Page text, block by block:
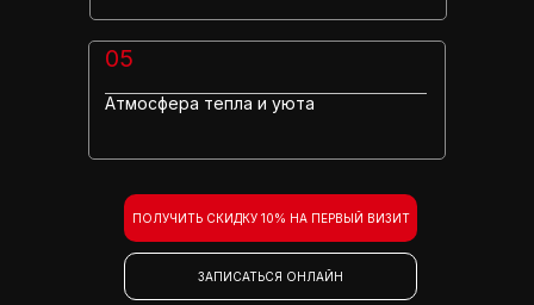
05
Атмосфера тепла и уюта
ПОЛУЧИТЬ СКИДКУ 10% НА ПЕРВЫЙ ВИЗИТ
ЗАПИСАТЬСЯ ОНЛАЙН